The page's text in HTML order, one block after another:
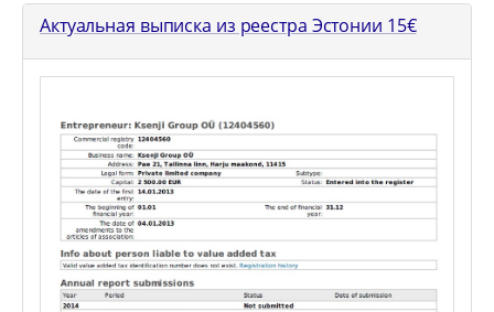
Актуальная выписка из реестра Эстонии 15€